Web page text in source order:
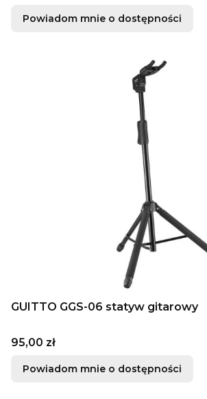
Powiadom mnie o dostępności
GUITTO GGS-06 statyw gitarowy
Cena
95,00 zł
Powiadom mnie o dostępności